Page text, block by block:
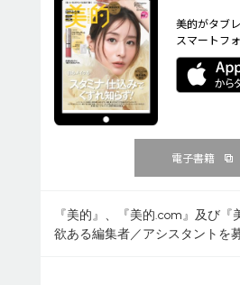
美的がタブ
スマートフ
電子書籍
『美的』、『美的.com』及び『
欲ある編集者／アシスタントを